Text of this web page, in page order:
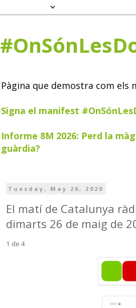
Pàgina que demostra com
Signa el manifest
Informe 8M 2026: Perd la
guàrdia?
Tuesday, May 26, 2020
El matí de Catalunya
dimarts 26 de maig de
1 de 4